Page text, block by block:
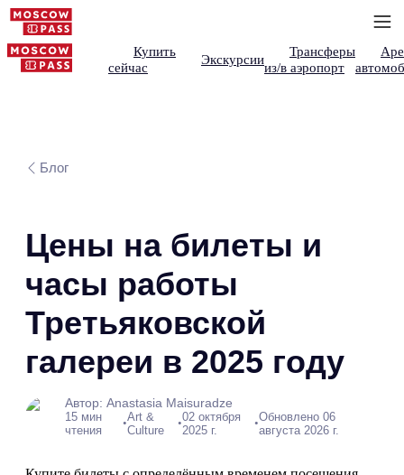
Купить
сейчас
Экскурсии
Трансферы
из/в аэропорт
Блог
Цены на билеты и
часы работы
Третьяковской
галереи в 2025 году
Автор: Anastasia Maisuradze
15 мин
чтения
•Art &
Culture
•02 октября
2025 г.
•Обновлено 06
августа 2026 г.